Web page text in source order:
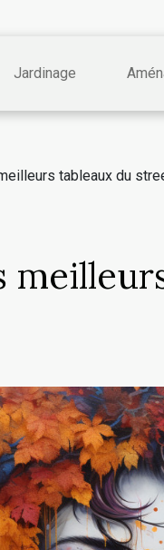
Jardinage
tableaux du